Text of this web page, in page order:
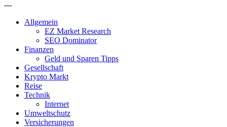
---
Allgemein
EZ Market Research
SEO Dominator
Finanzen
Geld und Sparen Tipps
Gesellschaft
Krypto Markt
Reise
Technik
Internet
Umweltschutz
Versicherungen